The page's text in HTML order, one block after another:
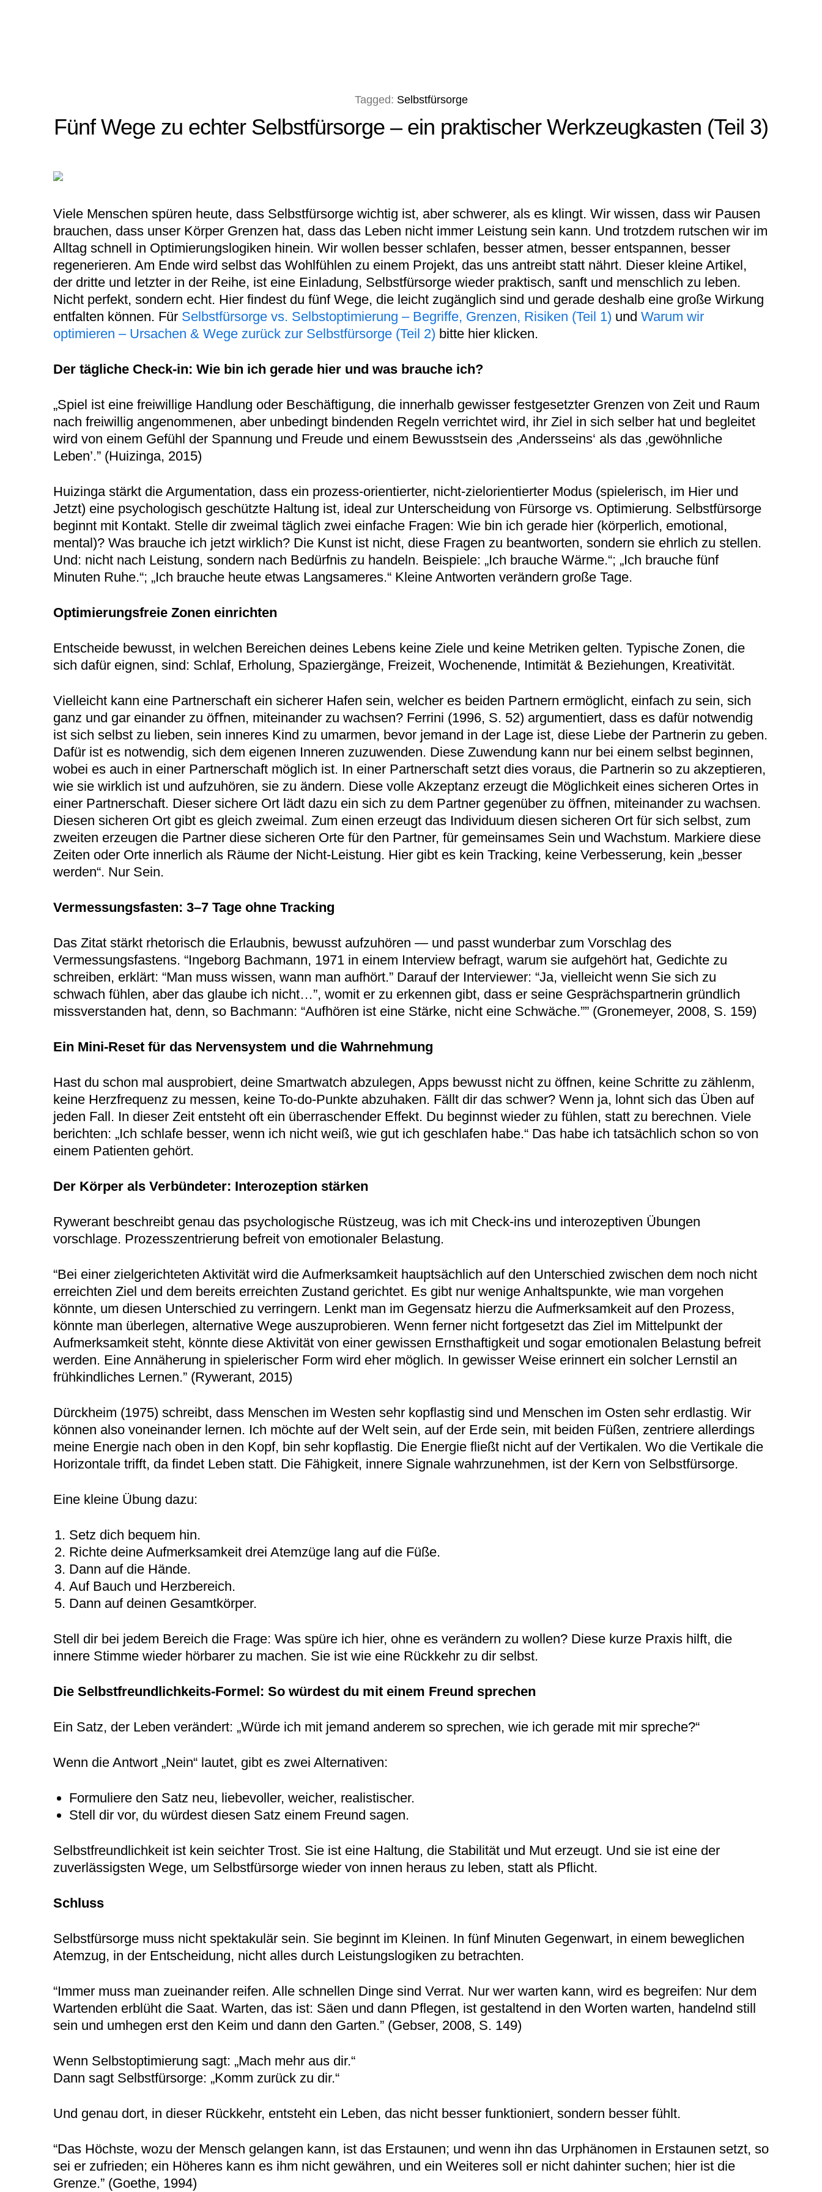
Tagged: Selbstfürsorge
Fünf Wege zu echter Selbstfürsorge – ein praktischer Werkzeugkasten (Teil 3)
Viele Menschen spüren heute, dass Selbstfürsorge wichtig ist, aber schwerer, als es klingt. Wir wissen, dass wir Pausen
brauchen, dass unser Körper Grenzen hat, dass das Leben nicht immer Leistung sein kann. Und trotzdem rutschen wir im
Alltag schnell in Optimierungslogiken hinein. Wir wollen besser schlafen, besser atmen, besser entspannen, besser
regenerieren. Am Ende wird selbst das Wohlfühlen zu einem Projekt, das uns antreibt statt nährt. Dieser kleine Artikel,
der dritte und letzter in der Reihe, ist eine Einladung, Selbstfürsorge wieder praktisch, sanft und menschlich zu leben.
Nicht perfekt, sondern echt. Hier findest du fünf Wege, die leicht zugänglich sind und gerade deshalb eine große Wirkung
entfalten können. Für Selbstfürsorge vs. Selbstoptimierung – Begriffe, Grenzen, Risiken (Teil 1) und Warum wir
optimieren – Ursachen & Wege zurück zur Selbstfürsorge (Teil 2) bitte hier klicken.
Der tägliche Check-in: Wie bin ich gerade hier und was brauche ich?
„Spiel ist eine freiwillige Handlung oder Beschäftigung, die innerhalb gewisser festgesetzter Grenzen von Zeit und Raum
nach freiwillig angenommenen, aber unbedingt bindenden Regeln verrichtet wird, ihr Ziel in sich selber hat und begleitet
wird von einem Gefühl der Spannung und Freude und einem Bewusstsein des ‚Andersseins‘ als das ‚gewöhnliche
Leben’.” (Huizinga, 2015)
Huizinga stärkt die Argumentation, dass ein prozess-orientierter, nicht-zielorientierter Modus (spielerisch, im Hier und
Jetzt) eine psychologisch geschützte Haltung ist, ideal zur Unterscheidung von Fürsorge vs. Optimierung. Selbstfürsorge
beginnt mit Kontakt. Stelle dir zweimal täglich zwei einfache Fragen: Wie bin ich gerade hier (körperlich, emotional,
mental)? Was brauche ich jetzt wirklich? Die Kunst ist nicht, diese Fragen zu beantworten, sondern sie ehrlich zu stellen.
Und: nicht nach Leistung, sondern nach Bedürfnis zu handeln. Beispiele: „Ich brauche Wärme.“; „Ich brauche fünf
Minuten Ruhe.“; „Ich brauche heute etwas Langsameres.“ Kleine Antworten verändern große Tage.
Optimierungsfreie Zonen einrichten
Entscheide bewusst, in welchen Bereichen deines Lebens keine Ziele und keine Metriken gelten. Typische Zonen, die
sich dafür eignen, sind: Schlaf, Erholung, Spaziergänge, Freizeit, Wochenende, Intimität & Beziehungen, Kreativität.
Vielleicht kann eine Partnerschaft ein sicherer Hafen sein, welcher es beiden Partnern ermöglicht, einfach zu sein, sich
ganz und gar einander zu öﬀnen, miteinander zu wachsen? Ferrini (1996, S. 52) argumentiert, dass es dafür notwendig
ist sich selbst zu lieben, sein inneres Kind zu umarmen, bevor jemand in der Lage ist, diese Liebe der Partnerin zu geben.
Dafür ist es notwendig, sich dem eigenen Inneren zuzuwenden. Diese Zuwendung kann nur bei einem selbst beginnen,
wobei es auch in einer Partnerschaft möglich ist. In einer Partnerschaft setzt dies voraus, die Partnerin so zu akzeptieren,
wie sie wirklich ist und aufzuhören, sie zu ändern. Diese volle Akzeptanz erzeugt die Möglichkeit eines sicheren Ortes in
einer Partnerschaft. Dieser sichere Ort lädt dazu ein sich zu dem Partner gegenüber zu öﬀnen, miteinander zu wachsen.
Diesen sicheren Ort gibt es gleich zweimal. Zum einen erzeugt das Individuum diesen sicheren Ort für sich selbst, zum
zweiten erzeugen die Partner diese sicheren Orte für den Partner, für gemeinsames Sein und Wachstum. Markiere diese
Zeiten oder Orte innerlich als Räume der Nicht-Leistung. Hier gibt es kein Tracking, keine Verbesserung, kein „besser
werden“. Nur Sein.
Vermessungsfasten: 3–7 Tage ohne Tracking
Das Zitat stärkt rhetorisch die Erlaubnis, bewusst aufzuhören — und passt wunderbar zum Vorschlag des
Vermessungsfastens. “Ingeborg Bachmann, 1971 in einem Interview befragt, warum sie aufgehört hat, Gedichte zu
schreiben, erklärt: “Man muss wissen, wann man aufhört.” Darauf der Interviewer: “Ja, vielleicht wenn Sie sich zu
schwach fühlen, aber das glaube ich nicht…”, womit er zu erkennen gibt, dass er seine Gesprächspartnerin gründlich
missverstanden hat, denn, so Bachmann: “Aufhören ist eine Stärke, nicht eine Schwäche.”” (Gronemeyer, 2008, S. 159)
Ein Mini-Reset für das Nervensystem und die Wahrnehmung
Hast du schon mal ausprobiert, deine Smartwatch abzulegen, Apps bewusst nicht zu öffnen, keine Schritte zu zählenm,
keine Herzfrequenz zu messen, keine To-do-Punkte abzuhaken. Fällt dir das schwer? Wenn ja, lohnt sich das Üben auf
jeden Fall. In dieser Zeit entsteht oft ein überraschender Effekt. Du beginnst wieder zu fühlen, statt zu berechnen. Viele
berichten: „Ich schlafe besser, wenn ich nicht weiß, wie gut ich geschlafen habe.“ Das habe ich tatsächlich schon so von
einem Patienten gehört.
Der Körper als Verbündeter: Interozeption stärken
Rywerant beschreibt genau das psychologische Rüstzeug, was ich mit Check-ins und interozeptiven Übungen
vorschlage. Prozesszentrierung befreit von emotionaler Belastung.
“Bei einer zielgerichteten Aktivität wird die Aufmerksamkeit hauptsächlich auf den Unterschied zwischen dem noch nicht
erreichten Ziel und dem bereits erreichten Zustand gerichtet. Es gibt nur wenige Anhaltspunkte, wie man vorgehen
könnte, um diesen Unterschied zu verringern. Lenkt man im Gegensatz hierzu die Aufmerksamkeit auf den Prozess,
könnte man überlegen, alternative Wege auszuprobieren. Wenn ferner nicht fortgesetzt das Ziel im Mittelpunkt der
Aufmerksamkeit steht, könnte diese Aktivität von einer gewissen Ernsthaftigkeit und sogar emotionalen Belastung befreit
werden. Eine Annäherung in spielerischer Form wird eher möglich. In gewisser Weise erinnert ein solcher Lernstil an
frühkindliches Lernen.” (Rywerant, 2015)
Dürckheim (1975) schreibt, dass Menschen im Westen sehr kopflastig sind und Menschen im Osten sehr erdlastig. Wir
können also voneinander lernen. Ich möchte auf der Welt sein, auf der Erde sein, mit beiden Füßen, zentriere allerdings
meine Energie nach oben in den Kopf, bin sehr kopflastig. Die Energie fließt nicht auf der Vertikalen. Wo die Vertikale die
Horizontale trifft, da findet Leben statt. Die Fähigkeit, innere Signale wahrzunehmen, ist der Kern von Selbstfürsorge.
Eine kleine Übung dazu:
Setz dich bequem hin.
Richte deine Aufmerksamkeit drei Atemzüge lang auf die Füße.
Dann auf die Hände.
Auf Bauch und Herzbereich.
Dann auf deinen Gesamtkörper.
Stell dir bei jedem Bereich die Frage: Was spüre ich hier, ohne es verändern zu wollen? Diese kurze Praxis hilft, die
innere Stimme wieder hörbarer zu machen. Sie ist wie eine Rückkehr zu dir selbst.
Die Selbstfreundlichkeits-Formel: So würdest du mit einem Freund sprechen
Ein Satz, der Leben verändert: „Würde ich mit jemand anderem so sprechen, wie ich gerade mit mir spreche?“
Wenn die Antwort „Nein“ lautet, gibt es zwei Alternativen:
Formuliere den Satz neu, liebevoller, weicher, realistischer.
Stell dir vor, du würdest diesen Satz einem Freund sagen.
Selbstfreundlichkeit ist kein seichter Trost. Sie ist eine Haltung, die Stabilität und Mut erzeugt. Und sie ist eine der
zuverlässigsten Wege, um Selbstfürsorge wieder von innen heraus zu leben, statt als Pflicht.
Schluss
Selbstfürsorge muss nicht spektakulär sein. Sie beginnt im Kleinen. In fünf Minuten Gegenwart, in einem beweglichen
Atemzug, in der Entscheidung, nicht alles durch Leistungslogiken zu betrachten.
“Immer muss man zueinander reifen. Alle schnellen Dinge sind Verrat. Nur wer warten kann, wird es begreifen: Nur dem
Wartenden erblüht die Saat. Warten, das ist: Säen und dann Pflegen, ist gestaltend in den Worten warten, handelnd still
sein und umhegen erst den Keim und dann den Garten.” (Gebser, 2008, S. 149)
Wenn Selbstoptimierung sagt: „Mach mehr aus dir.“
Dann sagt Selbstfürsorge: „Komm zurück zu dir.“
Und genau dort, in dieser Rückkehr, entsteht ein Leben, das nicht besser funktioniert, sondern besser fühlt.
“Das Höchste, wozu der Mensch gelangen kann, ist das Erstaunen; und wenn ihn das Urphänomen in Erstaunen setzt, so
sei er zufrieden; ein Höheres kann es ihm nicht gewähren, und ein Weiteres soll er nicht dahinter suchen; hier ist die
Grenze.” (Goethe, 1994)